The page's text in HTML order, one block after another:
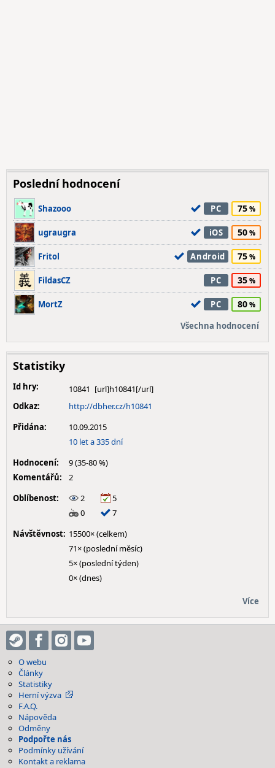
Poslední hodnocení
Shazooo PC 75
ugraugra iOS 50
Fritol Android 75
FildasCZ PC 35
MortZ PC 80
Všechna hodnocení
Statistiky
Id hry:
10841
Odkaz:
http://dbher.cz/h10841
Přidána:
10.09.2015
10 let a 335 dní
Hodnocení:
9 (35-80 %)
Komentářů:
2
Oblíbenost:
2
5
0
7
Návštěvnost: 15500× (celkem)
71× (poslední měsíc)
5× (poslední týden)
0× (dnes)
Více
O webu
Články
Statistiky
Herní výzva
F.A.Q.
Nápověda
Odměny
Podpořte nás
Podmínky užívání
Kontakt a reklama